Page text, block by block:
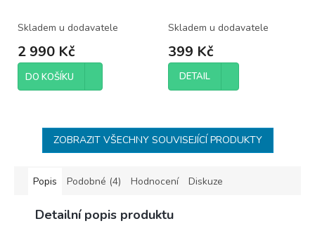
Skladem u dodavatele
2 990 Kč
DO KOŠÍKU
Skladem u dodavatele
399 Kč
DETAIL
ZOBRAZIT VŠECHNY SOUVISEJÍCÍ PRODUKTY
Popis Podobné (4) Hodnocení Diskuze
Detailní popis produktu